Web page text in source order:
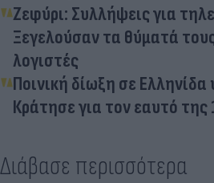
Ζεφύρι: Συλλήψεις για
Ξεγελούσαν τα θύματά
λογιστές
Ποινική δίωξη σε
Κράτησε για τον εαυτό
Διάβασε περισσότερα